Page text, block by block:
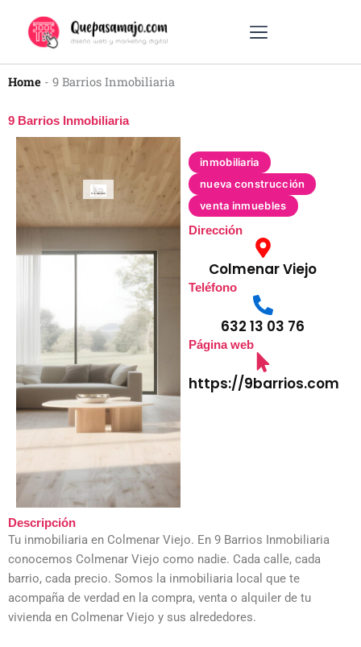
contenido
Home - 9 Barrios Inmobiliaria
9 Barrios Inmobiliaria
inmobiliaria
nueva construcción
venta inmuebles
Dirección
Colmenar Viejo
Teléfono
632 13 03 76
Página web
https://9barrios.com
Descripción
Tu inmobiliaria en Colmenar Viejo. En 9 Barrios Inmobiliaria
conocemos Colmenar Viejo como nadie. Cada calle, cada
barrio, cada precio. Somos la inmobiliaria local que te
acompaña de verdad en la compra, venta o alquiler de tu
vivienda en Colmenar Viejo y sus alrededores.